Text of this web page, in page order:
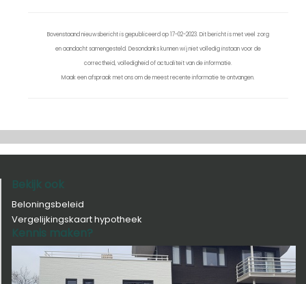
Bovenstaand nieuwsbericht is gepubliceerd op 17-02-2023. Dit bericht is met veel zorg
en aandacht samengesteld. Desondanks kunnen wij niet volledig instaan voor de
correctheid, volledigheid of actualiteit van de informatie.
Maak een afspraak met ons om de meest recente informatie te ontvangen.
Bekijk ook
Beloningsbeleid
Vergelijkingskaart hypotheek
Kennis maken?